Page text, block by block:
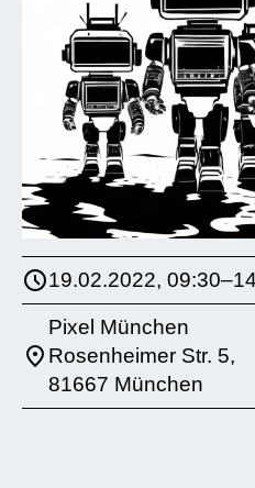
19.02.2022,
Pixel München
Rosenheimer Str. 5,
81667 München